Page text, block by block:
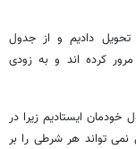
تحویل دادیم و از جدول
کرده اند و به زودی
ایستادیم زیرا در
نمی تواند هر شرطی را بر